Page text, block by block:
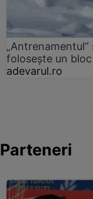
folosește un
adevarul.ro
Parteneri